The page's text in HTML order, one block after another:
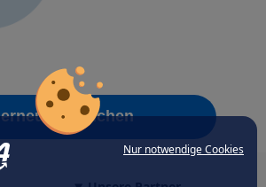
Nur notwendige Cookies
erneut versuchen